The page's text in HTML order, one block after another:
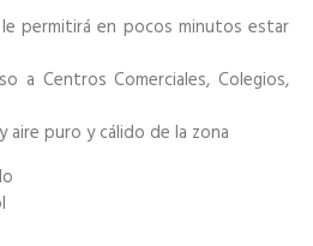
permitirá en pocos minutos estar
a Centros Comerciales, Colegios,
aire puro y cálido de la zona